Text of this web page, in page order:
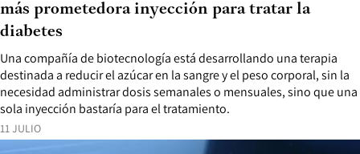
11 JULIO
Una compañía de biotecnología está desarrollando una terapia
destinada a reducir el azúcar en la sangre y el peso corporal, sin la
necesidad administrar dosis semanales o mensuales, sino que una
sola inyección bastaría para el tratamiento.
más prometedora inyección para tratar la
diabetes